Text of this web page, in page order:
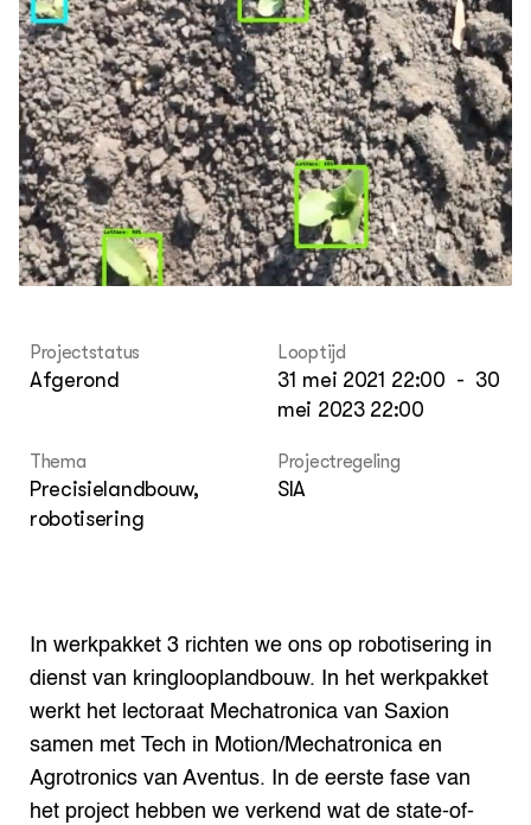
Agenda
Lectoraten
Contact
Projectstatus
Afgerond
Looptijd
31 mei 2021 22:00 - 30
mei 2023 22:00
Thema
Precisielandbouw,
robotisering
Projectregeling
SIA
In werkpakket 3 richten we ons op robotisering in
dienst van kringlooplandbouw. In het werkpakket
werkt het lectoraat Mechatronica van Saxion
samen met Tech in Motion/Mechatronica en
Agrotronics van Aventus. In de eerste fase van
het project hebben we verkend wat de state-of-